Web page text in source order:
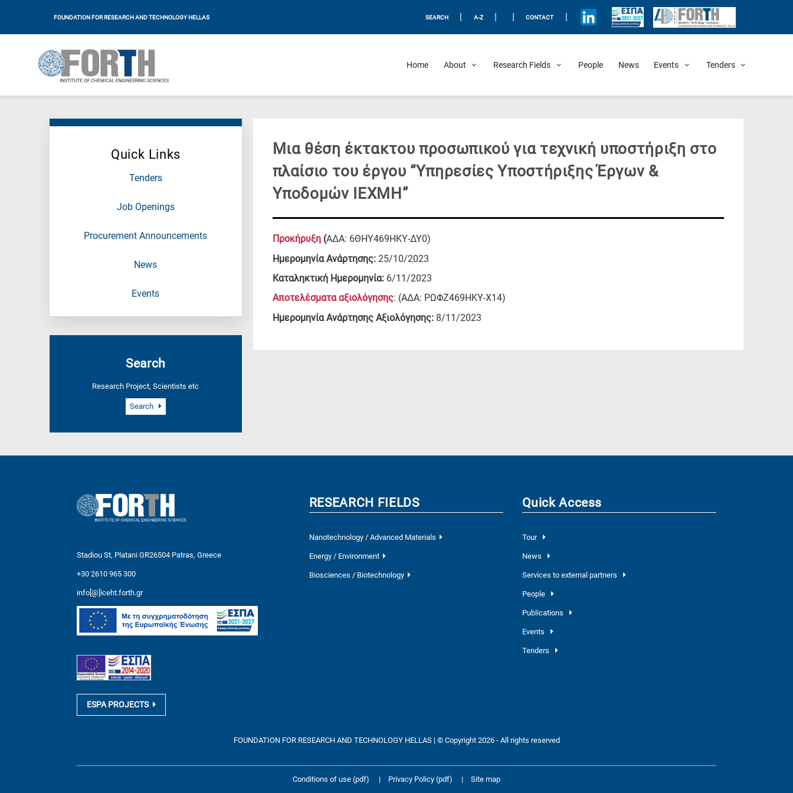
FOUNDATION FOR RESEARCH AND TECHNOLOGY HELLAS SEARCH A-Z CONTACT
Home About Research Fields People News Events Tenders
Quick Links
Tenders
Job Openings
Procurement Announcements
News
Events
Search
Research Project, Scientists etc
Search
Mια θέση έκτακτου προσωπικού για τεχνική υποστήριξη στο
πλαίσιο του έργου “Υπηρεσίες Υποστήριξης Έργων &
Υποδομών ΙΕΧΜΗ”
Προκήρυξη(ΑΔΑ: 6ΘΗΥ469ΗΚΥ-ΔΥ0)
Ημερομηνία Ανάρτησης:25/10/2023
Καταληκτική Ημερομηνία:6/11/2023
Αποτελέσματα αξιολόγησης: (ΑΔΑ: ΡΩΦΖ469ΗΚΥ-Χ14)
Ημερομηνία Ανάρτησης Αξιολόγησης: 8/11/2023
Stadiou St, Platani GR26504 Patras, Greece
+30 2610 965 300
info[@]iceht.forth.gr
ESPA PROJECTS
RESEARCH FIELDS
Nanotechnology / Advanced Materials
Energy / Environment
Biosciences / Biotechnology
Quick Access
Tour
News
Services to external partners
People
Publications
Events
Tenders
FOUNDATION FOR RESEARCH AND TECHNOLOGY HELLAS | © Copyright 2026 - All rights reserved
Conditions of use (pdf) | Privacy Policy (pdf) | Site map